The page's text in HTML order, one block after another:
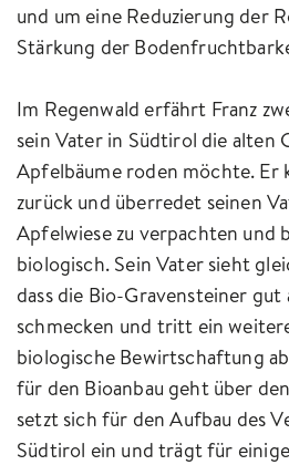
und um eine Reduzierung der
Stärkung der
Im Regenwald erfährt Franz
sein Vater in Südtirol die alten
Apfelbäume roden möchte. Er
zurück und überredet seinen
Apfelwiese zu verpachten und
biologisch. Sein Vater sieht
dass die Bio-Gravensteiner gut
schmecken und tritt ein
biologische Bewirtschaftung
für den Bioanbau geht über
setzt sich für den Aufbau des
Südtirol ein und trägt für